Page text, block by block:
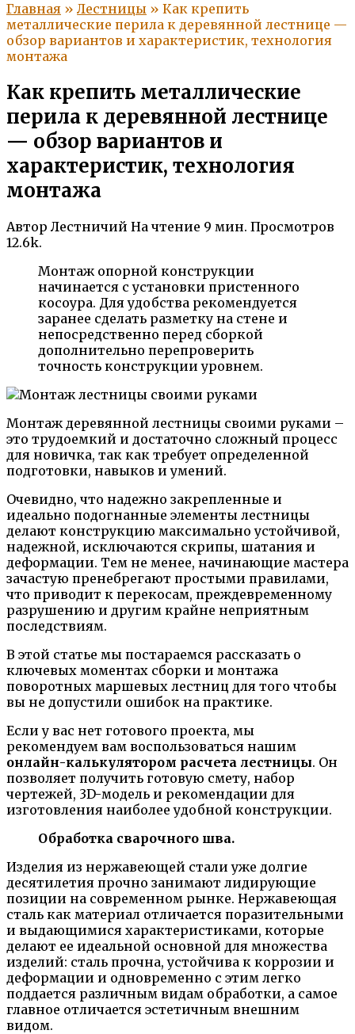
Главная » Лестницы » Как крепить
металлические перила к деревянной лестнице —
обзор вариантов и характеристик, технология
монтажа
Как крепить металлические
перила к деревянной лестнице
— обзор вариантов и
характеристик, технология
монтажа
Автор Лестничий На чтение 9 мин. Просмотров
12.6k.
Монтаж опорной конструкции
начинается с установки пристенного
косоура. Для удобства рекомендуется
заранее сделать разметку на стене и
непосредственно перед сборкой
дополнительно перепроверить
точность конструкции уровнем.
Монтаж деревянной лестницы своими руками –
это трудоемкий и достаточно сложный процесс
для новичка, так как требует определенной
подготовки, навыков и умений.
Очевидно, что надежно закрепленные и
идеально подогнанные элементы лестницы
делают конструкцию максимально устойчивой,
надежной, исключаются скрипы, шатания и
деформации. Тем не менее, начинающие мастера
зачастую пренебрегают простыми правилами,
что приводит к перекосам, преждевременному
разрушению и другим крайне неприятным
последствиям.
В этой статье мы постараемся рассказать о
ключевых моментах сборки и монтажа
поворотных маршевых лестниц для того чтобы
вы не допустили ошибок на практике.
Если у вас нет готового проекта, мы
рекомендуем вам воспользоваться нашим
онлайн-калькулятором расчета лестницы. Он
позволяет получить готовую смету, набор
чертежей, 3D-модель и рекомендации для
изготовления наиболее удобной конструкции.
Обработка сварочного шва.
Изделия из нержавеющей стали уже долгие
десятилетия прочно занимают лидирующие
позиции на современном рынке. Нержавеющая
сталь как материал отличается поразительными
и выдающимися характеристиками, которые
делают ее идеальной основной для множества
изделий: сталь прочна, устойчива к коррозии и
деформации и одновременно с этим легко
поддается различным видам обработки, а самое
главное отличается эстетичным внешним
видом.